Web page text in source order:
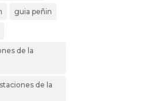
guia peñin
de la
de la